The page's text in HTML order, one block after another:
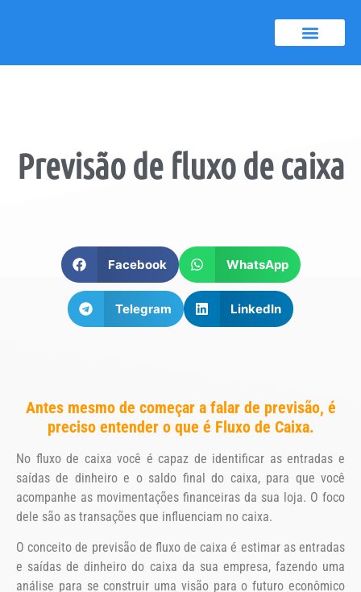
Previsão de fluxo de caixa
Facebook WhatsApp
Telegram LinkedIn
Antes mesmo de começar a falar de previsão, é
preciso entender o que é Fluxo de Caixa.
No fluxo de caixa você é capaz de identificar as entradas e
saídas de dinheiro e o saldo final do caixa, para que você
acompanhe as movimentações financeiras da sua loja. O foco
dele são as transações que influenciam no caixa.
O conceito de previsão de fluxo de caixa é estimar as entradas
e saídas de dinheiro do caixa da sua empresa, fazendo uma
análise para se construir uma visão para o futuro econômico